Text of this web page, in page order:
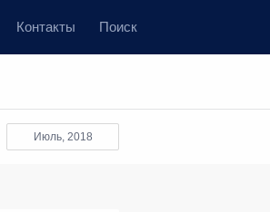
Контакты Поиск
июль, 2018